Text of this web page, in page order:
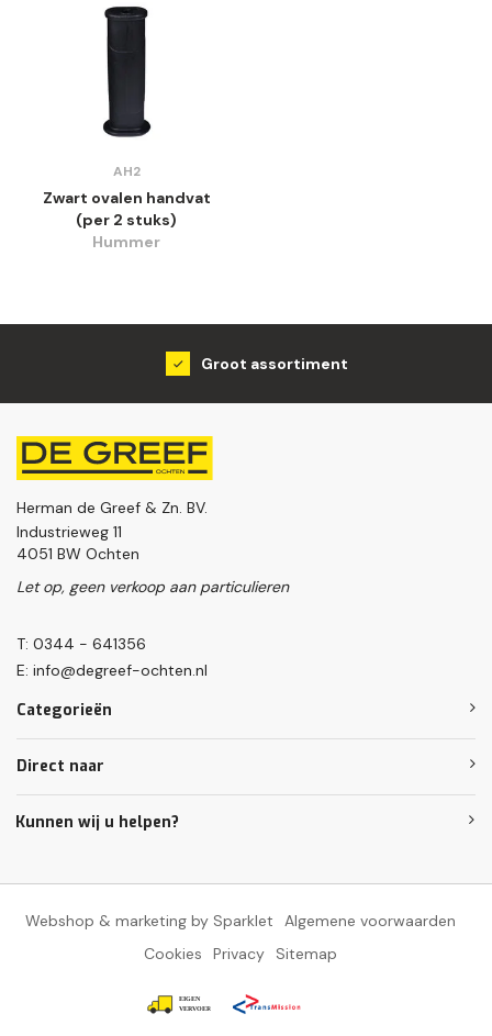
AH2
Zwart ovalen handvat
(per 2 stuks)
Hummer
Groot assortiment
Herman de Greef & Zn. BV.
Industrieweg 11
4051 BW Ochten
Let op, geen verkoop aan particulieren
T: 0344 - 641356
E: info@degreef-ochten.nl
Categorieën
Direct naar
Kunnen wij u helpen?
Webshop & marketing by Sparklet
Algemene voorwaarden
Cookies
Privacy Sitemap